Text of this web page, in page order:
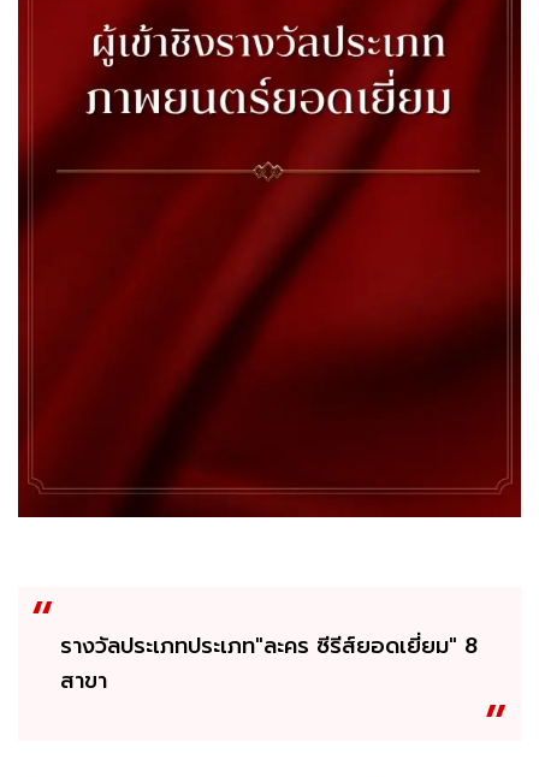
รางวัลประเภทประเภท"ละคร ซีรีส์ยอดเยี่ยม" 8
สาขา